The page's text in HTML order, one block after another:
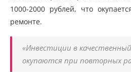
1000-2000 рублей, что
ремонте.
«Инвестиции в
окупаются при повторных